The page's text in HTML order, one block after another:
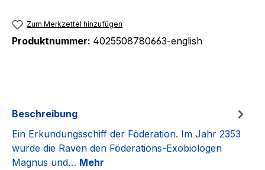
Zum Merkzettel hinzufügen
Produktnummer: 4025508780663-english
Beschreibung
Ein Erkundungsschiff der Föderation. Im Jahr 2353
wurde die Raven den Föderations-Exobiologen
Magnus und… Mehr